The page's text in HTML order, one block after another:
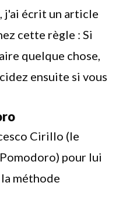
j'ai écrit un article
cette règle : Si
quelque chose,
ensuite si vous
Cirillo (le
pour lui
la méthode